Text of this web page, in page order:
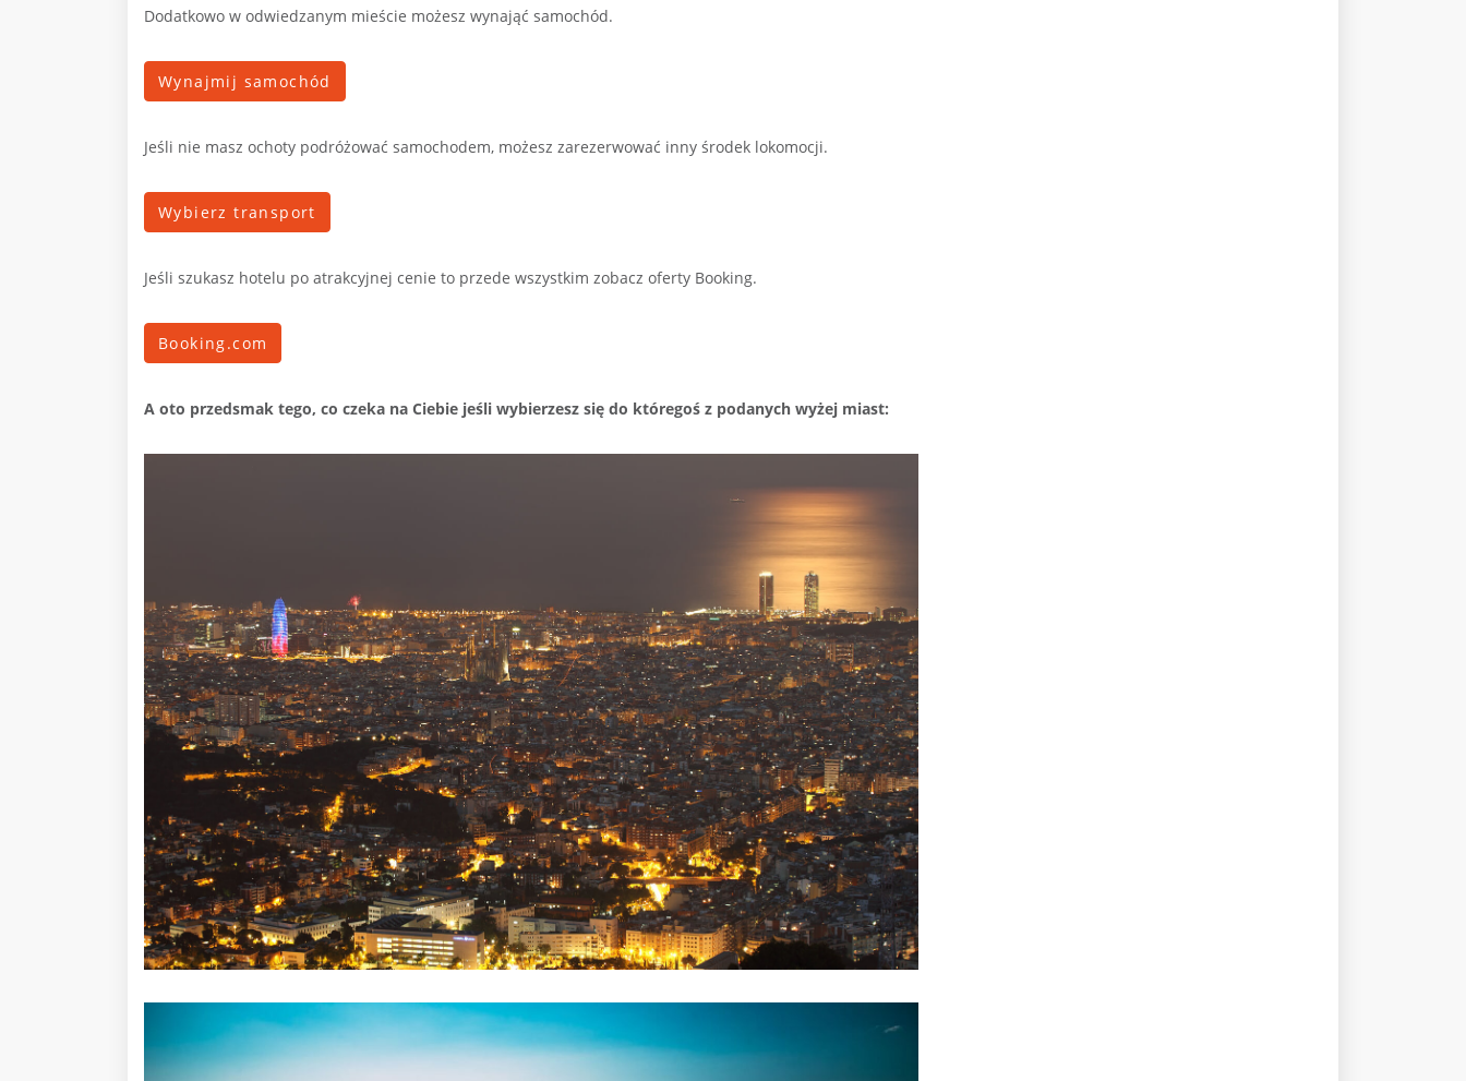
Dodatkowo w odwiedzanym mieście możesz wynająć samochód.
Wynajmij samochód
Jeśli nie masz ochoty podróżować samochodem, możesz zarezerwować inny środek lokomocji.
Wybierz transport
Jeśli szukasz hotelu po atrakcyjnej cenie to przede wszystkim zobacz oferty Booking.
Booking.com
A oto przedsmak tego, co czeka na Ciebie jeśli wybierzesz się do któregoś z podanych wyżej miast: